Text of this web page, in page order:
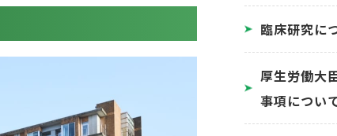
臨床研究に
厚生労働大
事項につい